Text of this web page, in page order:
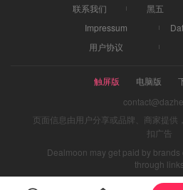
联系我们 黑五
Impressum
用户协议
触屏版 电脑版
页面信息由用户分享或品牌、商家提
扣广告
Dealmoon may get paid by
through links